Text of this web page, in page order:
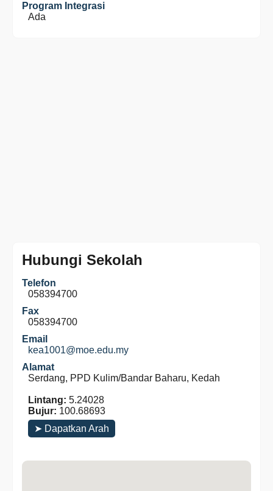
Program Integrasi
Ada
Hubungi Sekolah
Telefon
058394700
Fax
058394700
Email
kea1001@moe.edu.my
Alamat
Serdang, PPD Kulim/Bandar Baharu, Kedah
Lintang: 5.24028
Bujur: 100.68693
➤ Dapatkan Arah